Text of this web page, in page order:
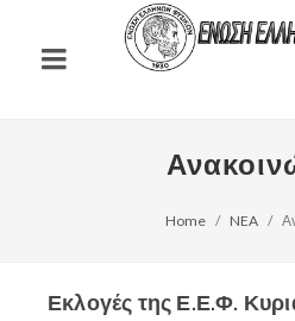
Home NEA
Εκλογές της Ε.Ε.Φ.